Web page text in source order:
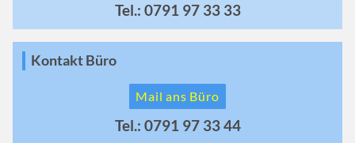
Tel.: 0791 97 33 33
Kontakt Büro
Mail ans Büro
Tel.: 0791 97 33 44